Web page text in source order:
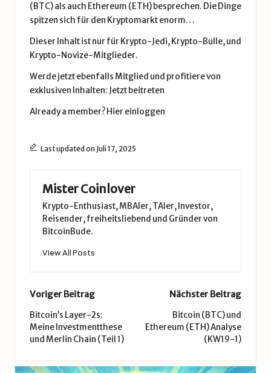
(BTC) als auch Ethereum (ETH) besprechen. Die Dinge
spitzen sich für den Kryptomarkt enorm…
Dieser Inhalt ist nur für Krypto-Jedi, Krypto-Bulle, und
Krypto-Novize-Mitglieder.
Werde jetzt ebenfalls Mitglied und profitiere von
exklusiven Inhalten: Jetzt beitreten
Already a member? Hier einloggen
Last updated on Juli 17, 2025
Mister Coinlover
Krypto-Enthusiast, MBAler, TAler, Investor,
Reisender, freiheitsliebend und Gründer von
BitcoinBude.
View All Posts
Post
navigation
Voriger Beitrag
Bitcoin’s Layer-2s:
Meine Investmentthese
und Merlin Chain (Teil 1)
Nächster Beitrag
Bitcoin (BTC) und
Ethereum (ETH) Analyse
(KW19-1)